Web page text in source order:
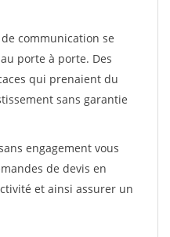
communication se
porte à porte. Des
qui prenaient du
sans garantie
engagement vous
de devis en
et ainsi assurer un